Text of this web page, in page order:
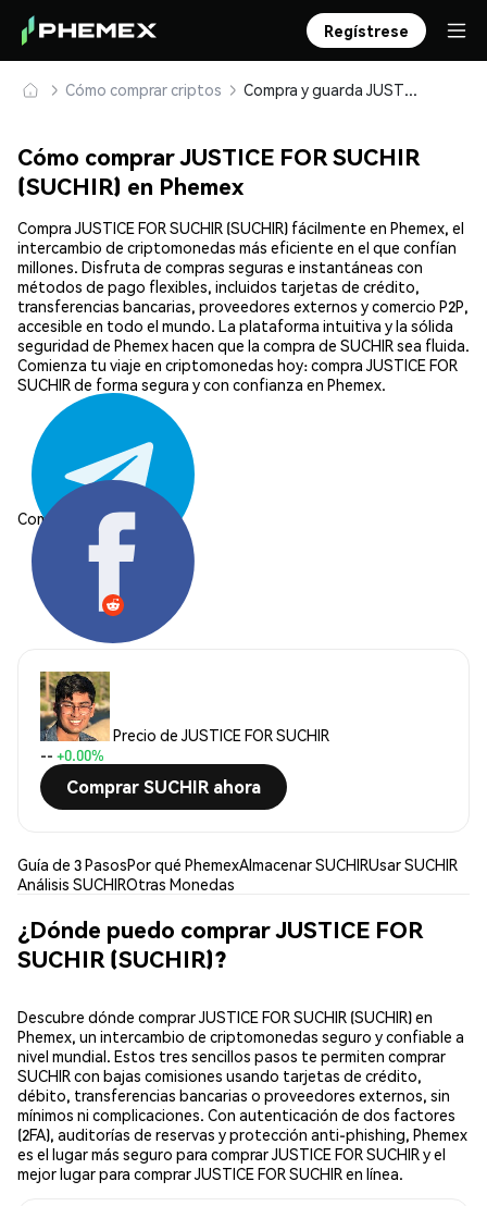
Regístrese
Cómo comprar criptos Compra y guarda JUSTICE FOR SUCHIR (SUCHIR) de forma segura
Cómo comprar JUSTICE FOR SUCHIR
(SUCHIR) en Phemex
Compra JUSTICE FOR SUCHIR (SUCHIR) fácilmente en Phemex, el
intercambio de criptomonedas más eficiente en el que confían
millones. Disfruta de compras seguras e instantáneas con
métodos de pago flexibles, incluidos tarjetas de crédito,
transferencias bancarias, proveedores externos y comercio P2P,
accesible en todo el mundo. La plataforma intuitiva y la sólida
seguridad de Phemex hacen que la compra de SUCHIR sea fluida.
Comienza tu viaje en criptomonedas hoy: compra JUSTICE FOR
SUCHIR de forma segura y con confianza en Phemex.
Compartir:
Precio de JUSTICE FOR SUCHIR
-- +0.00%
Comprar SUCHIR ahora
Guía de 3 PasosPor qué PhemexAlmacenar SUCHIRUsar SUCHIR
Análisis SUCHIROtras Monedas
¿Dónde puedo comprar JUSTICE FOR
SUCHIR (SUCHIR)?
Descubre dónde comprar JUSTICE FOR SUCHIR (SUCHIR) en
Phemex, un intercambio de criptomonedas seguro y confiable a
nivel mundial. Estos tres sencillos pasos te permiten comprar
SUCHIR con bajas comisiones usando tarjetas de crédito,
débito, transferencias bancarias o proveedores externos, sin
mínimos ni complicaciones. Con autenticación de dos factores
(2FA), auditorías de reservas y protección anti-phishing, Phemex
es el lugar más seguro para comprar JUSTICE FOR SUCHIR y el
mejor lugar para comprar JUSTICE FOR SUCHIR en línea.